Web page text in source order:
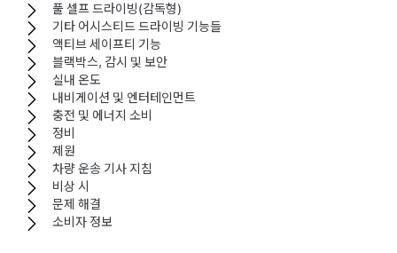
풀 셀프 드라이빙(감독형)
기타 어시스티드 드라이빙 기능들
액티브 세이프티 기능
블랙박스, 감시 및 보안
실내 온도
내비게이션 및 엔터테인먼트
충전 및 에너지 소비
정비
제원
차량 운송 기사 지침
비상 시
문제 해결
소비자 정보